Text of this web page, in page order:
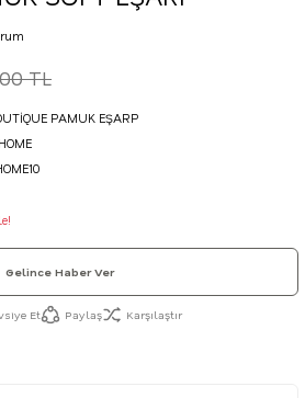
TL
PAMUK EŞARP
Gelince Haber Ver
Et Paylaş Karşılaştır